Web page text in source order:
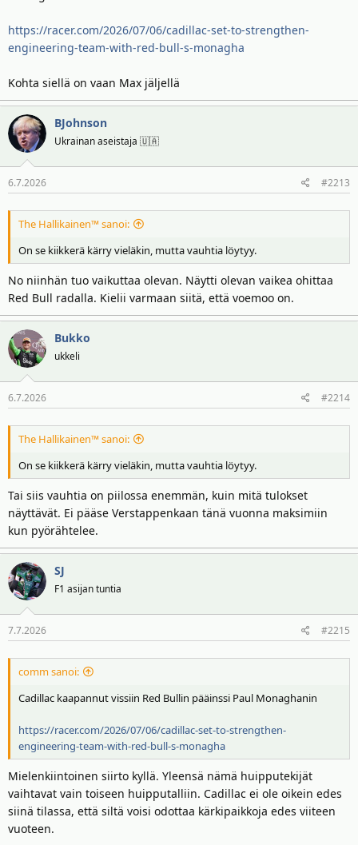
https://racer.com/2026/07/06/cadillac-set-to-strengthen-
engineering-team-with-red-bull-s-monagha
Kohta siellä on vaan Max jäljellä
BJohnson
Ukrainan aseistaja 🇺🇦
6.7.2026 #2213
The Hallikainen™ sanoi:
On se kiikkerä kärry vieläkin, mutta vauhtia löytyy.
No niinhän tuo vaikuttaa olevan. Näytti olevan vaikea ohittaa
Red Bull radalla. Kielii varmaan siitä, että voemoo on.
Bukko
ukkeli
6.7.2026 #2214
The Hallikainen™ sanoi:
On se kiikkerä kärry vieläkin, mutta vauhtia löytyy.
Tai siis vauhtia on piilossa enemmän, kuin mitä tulokset
näyttävät. Ei pääse Verstappenkaan tänä vuonna maksimiin
kun pyörähtelee.
SJ
F1 asijan tuntia
7.7.2026 #2215
comm sanoi:
Cadillac kaapannut vissiin Red Bullin pääinssi Paul Monaghanin
https://racer.com/2026/07/06/cadillac-set-to-strengthen-
engineering-team-with-red-bull-s-monagha
Mielenkiintoinen siirto kyllä. Yleensä nämä huipputekijät
vaihtavat vain toiseen huipputalliin. Cadillac ei ole oikein edes
siinä tilassa, että siltä voisi odottaa kärkipaikkoja edes viiteen
vuoteen.